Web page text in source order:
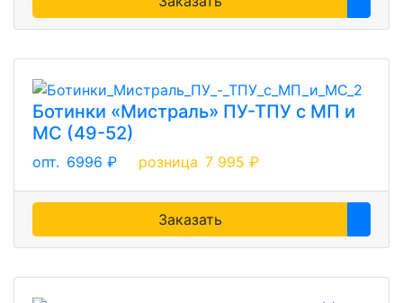
Ботинки «Мистраль» ПУ-ТПУ с МП и
МС (49-52)
опт. 6996 ₽ розница 7 995 ₽
Заказать